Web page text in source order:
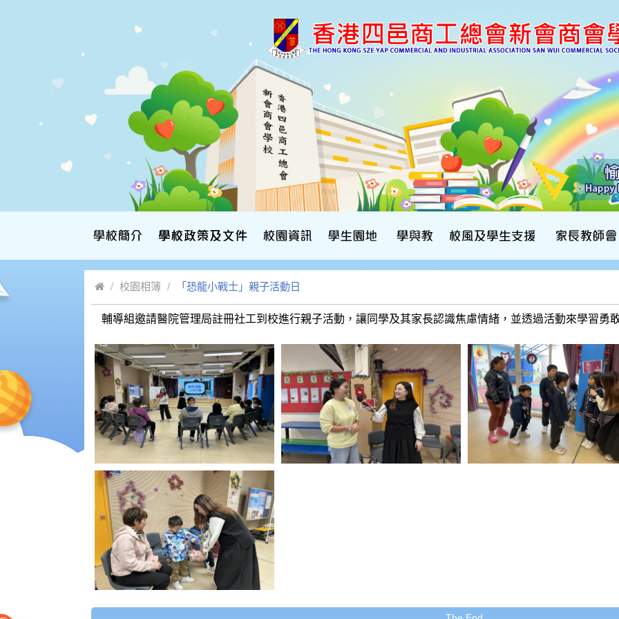
校園相簿 「恐龍小戰士」親子活動日
輔導組邀請醫院管理局註冊社工到校進行親子活動，讓同學及其家長認識焦慮情緒，並透過活動來學習勇